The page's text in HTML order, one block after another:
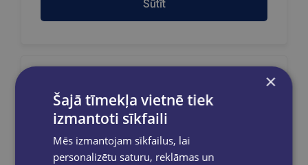
Sūtīt
cenas precēm.
Pasūtījumu apstrāde notiek darba dienās.
Apmaksātie pasūtījumi tiek
izsūtīti 2-5 darba dienu laikā.
Bezmaksas piegādeuz OMNIVA
×
Šajā tīmekļa vietnē tiek
izmantoti sīkfaili
Mēs izmantojam sīkfailus, lai
personalizētu saturu, reklāmas un